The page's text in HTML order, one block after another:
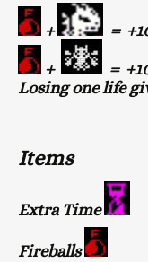
+ =
+
=
Losing one life
Items
Extra Time
Fireballs